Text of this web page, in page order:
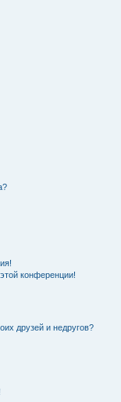
конференции!
друзей и недругов?